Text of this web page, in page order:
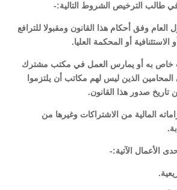
في طالب الترخيص الشروط التالية:-
العام وفق أحكام هذا القانون ومقبولا للترافع
الاستئنافية أو المحكمة العليا.
خاص به أو يمارس العمل في مكتب مشترك
الذين ليس لهم مكاتب أن يلتزموا
تاريخ صدور هذا القانون.
المالية من الاشتراكات وغيرها من
الأعمال الآتية:-